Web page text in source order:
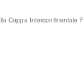
Coppa Intercontinentale